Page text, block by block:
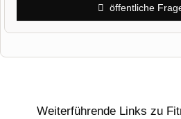
öffentliche
Weiterführende Links zu